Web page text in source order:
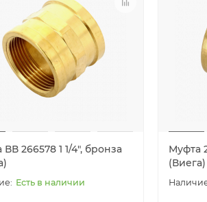
266578 1 1/4", бронза
Есть в наличии
Муфта
(Виега)